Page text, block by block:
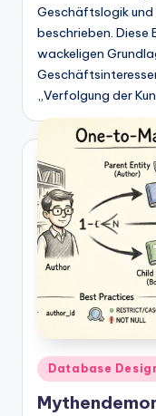
In
si
g
h
t
s
&
S
ft
a
r
Geschäftslogik und
beschrieben. Diese
wackeligen
„Verfolgung der
Posted
in
Database